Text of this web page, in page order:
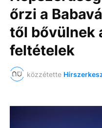
őrzi a
től bővülnek
feltételek
közzétette